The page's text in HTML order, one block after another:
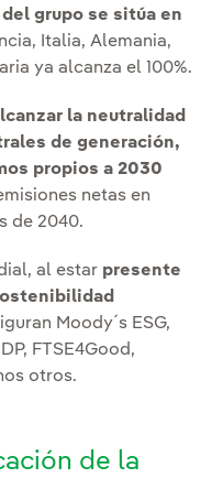
grupo se sitúa en
Italia, Alemania,
ya alcanza el 100%.
la neutralidad
de generación,
propios a 2030
netas en
de 2040.
al estar presente
Moody´s ESG,
FTSE4Good,
otros.
de la